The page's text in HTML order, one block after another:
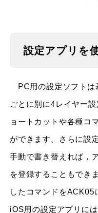
設定アプリを
PC用の設定ソフトは
ごとに別に4レイヤー
ョートカットや各種コ
ができます。さらに設
手動で書き替えれば，
を登録することもでき
したコマンドをACK05
iOS用の設定アプリに